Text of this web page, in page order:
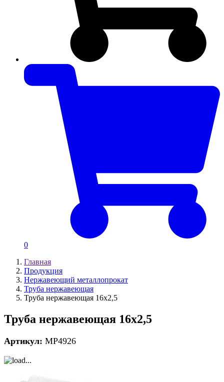
0
Главная
Продукция
Нержавеющий металлопрокат
Труба нержавеющая
Труба нержавеющая 16х2,5
Труба нержавеющая 16х2,5
Артикул: MP4926